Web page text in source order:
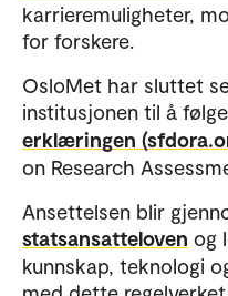
karrieremuligheter,
for forskere.
OsloMet har sluttet
institusjonen til å
erklæringen
on Research
Ansettelsen blir
statsansatteloven og
kunnskap, teknologi